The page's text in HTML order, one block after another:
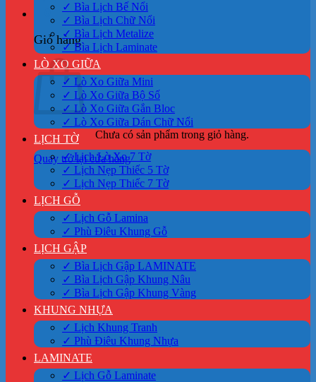
0
Giỏ hàng
Chưa có sản phẩm trong giỏ hàng.
Quay trở lại cửa hàng
✓ Bìa Lịch Bế Nổi
✓ Bìa Lịch Chữ Nổi
✓ Bìa Lịch Metalize
✓ Bìa Lịch Laminate
LÒ XO GIỮA
✓ Lò Xo Giữa Mini
✓ Lò Xo Giữa Bộ Số
✓ Lò Xo Giữa Gắn Bloc
✓ Lò Xo Giữa Dán Chữ Nổi
LỊCH TỜ
✓ Lịch Lò Xo 7 Tờ
✓ Lịch Nẹp Thiếc 5 Tờ
✓ Lịch Nẹp Thiếc 7 Tờ
LỊCH GỖ
✓ Lịch Gỗ Lamina
✓ Phù Điêu Khung Gỗ
LỊCH GẬP
✓ Bìa Lịch Gập LAMINATE
✓ Bìa Lịch Gập Khung Nâu
✓ Bìa Lịch Gập Khung Vàng
KHUNG NHỰA
✓ Lịch Khung Tranh
✓ Phù Điêu Khung Nhựa
LAMINATE
✓ Lịch Gỗ Laminate